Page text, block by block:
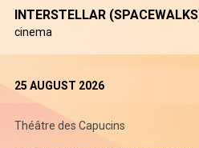
INTERSTELLAR
cinema
25 AUGUST 2026
Théâtre des Capucins